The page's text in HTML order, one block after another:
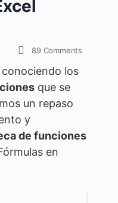
89 Comments
los
que se
un repaso
y
de funciones
en